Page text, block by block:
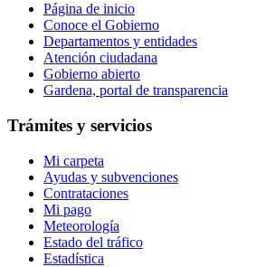
Página de inicio
Conoce el Gobierno
Departamentos y entidades
Atención ciudadana
Gobierno abierto
Gardena, portal de transparencia
Trámites y servicios
Mi carpeta
Ayudas y subvenciones
Contrataciones
Mi pago
Meteorología
Estado del tráfico
Estadística